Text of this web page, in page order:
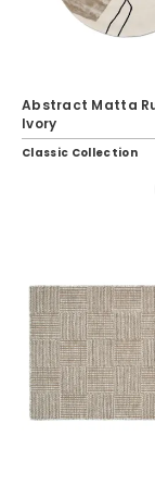
Abstract Matta
Ivory
Classic Collection